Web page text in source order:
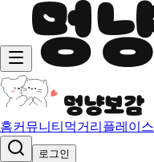
홈커뮤니티 먹거리 플레이스
로그인